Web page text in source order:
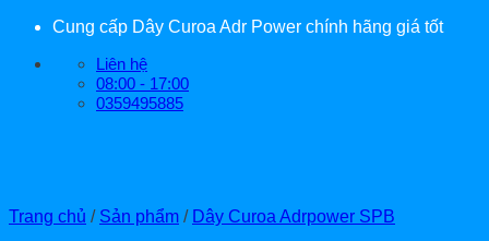
Cung cấp Dây Curoa Adr Power chính hãng giá tốt
Liên hệ
08:00 - 17:00
0359495885
Trang chủ / Sản phẩm / Dây Curoa Adrpower SPB